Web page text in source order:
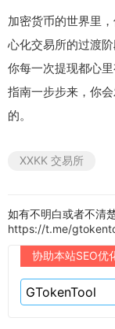
加密货币的世界里
心化交易所的过渡
你每一次提现都心
指南一步步来，你
的。
XXKK 交易所
如有不明白或者不清
https://t.me/
协助本站SEO优